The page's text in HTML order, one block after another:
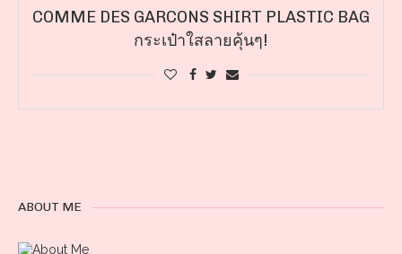
COMME DES GARCONS SHIRT PLASTIC BAG
กระเป๋าใสลายคุ้นๆ!
ABOUT ME